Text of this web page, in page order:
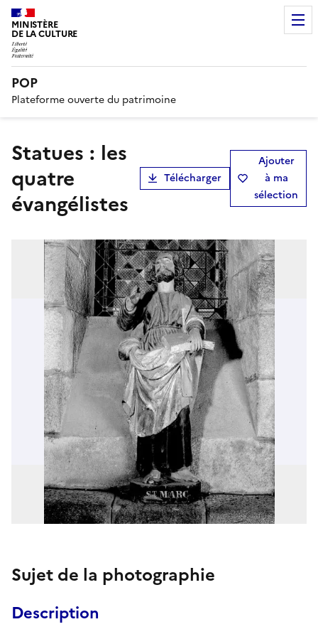
MINISTÈRE
DE LA CULTURE
POP
Plateforme ouverte du patrimoine
statues : les
quatre
évangélistes
Télécharger
Ajouter
à ma
sélection
Sujet de la photographie
Description